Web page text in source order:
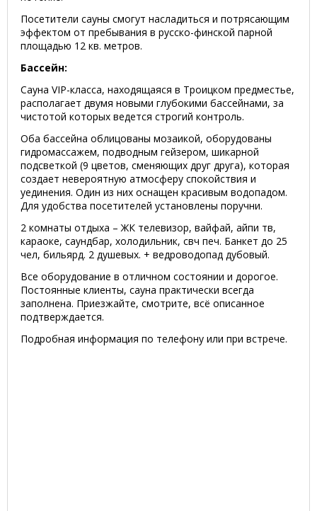
Посетители сауны смогут насладиться и потрясающим
эффектом от пребывания в русско-финской парной
площадью 12 кв. метров.
Бассейн:
Сауна VIP-класса, находящаяся в Троицком предместье,
располагает двумя новыми глубокими бассейнами, за
чистотой которых ведется строгий контроль.
Оба бассейна облицованы мозаикой, оборудованы
гидромассажем, подводным гейзером, шикарной
подсветкой (9 цветов, сменяющих друг друга), которая
создает невероятную атмосферу спокойствия и
уединения. Один из них оснащен красивым водопадом.
Для удобства посетителей установлены поручни.
2 комнаты отдыха – ЖК телевизор, вайфай, айпи тв,
караоке, саундбар, холодильник, свч печ. Банкет до 25
чел, бильярд. 2 душевых. + ведроводопад дубовый.
Все оборудование в отличном состоянии и дорогое.
Постоянные клиенты, сауна практически всегда
заполнена. Приезжайте, смотрите, всё описанное
подтверждается.
Подробная информация по телефону или при встрече.